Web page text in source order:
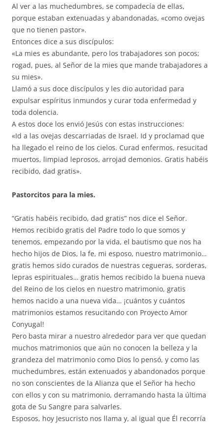
Al ver a las muchedumbres, se compadecía de ellas,
porque estaban extenuadas y abandonadas, «como ovejas
que no tienen pastor».
Entonces dice a sus discípulos:
«La mies es abundante, pero los trabajadores son pocos;
rogad, pues, al Señor de la mies que mande trabajadores a
su mies».
Llamó a sus doce discípulos y les dio autoridad para
expulsar espíritus inmundos y curar toda enfermedad y
toda dolencia.
A estos doce los envió Jesús con estas instrucciones:
«Id a las ovejas descarriadas de Israel. Id y proclamad que
ha llegado el reino de los cielos. Curad enfermos, resucitad
muertos, limpiad leprosos, arrojad demonios. Gratis habéis
recibido, dad gratis».
Pastorcitos para la mies.
“Gratis habéis recibido, dad gratis” nos dice el Señor.
Hemos recibido gratis del Padre todo lo que somos y
tenemos, empezando por la vida, el bautismo que nos ha
hecho hijos de Dios, la fe, mi esposo, nuestro matrimonio…
gratis hemos sido curados de nuestras cegueras, sorderas,
lepras espirituales… gratis hemos recibido la buena nueva
del Reino de los cielos en nuestro matrimonio, gratis
hemos nacido a una nueva vida… ¡cuántos y cuántos
matrimonios estamos resucitando con Proyecto Amor
Conyugal!
Pero basta mirar a nuestro alrededor para ver que quedan
muchos matrimonios que aún no conocen la belleza y la
grandeza del matrimonio como Dios lo pensó, y como las
muchedumbres, están extenuados y abandonados porque
no son conscientes de la Alianza que el Señor ha hecho
con ellos y con su matrimonio, derramando hasta la última
gota de Su Sangre para salvarles.
Esposos, hoy Jesucristo nos llama y, al igual que Él recorría